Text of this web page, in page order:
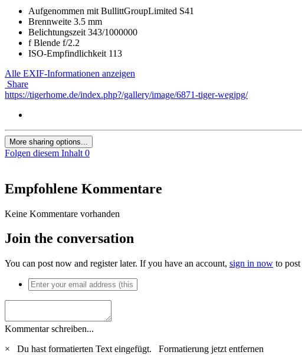
Aufgenommen mit BullittGroupLimited S41
Brennweite 3.5 mm
Belichtungszeit 343/1000000
f Blende f/2.2
ISO-Empfindlichkeit 113
Alle EXIF-Informationen anzeigen
Share
https://tigerhome.de/index.php?/gallery/image/6871-tiger-wegjpg/
More sharing options...
Folgen diesem Inhalt 0
Empfohlene Kommentare
Keine Kommentare vorhanden
Join the conversation
You can post now and register later. If you have an account, sign in now to
Kommentar schreiben...
×
Du hast formatierten Text eingefügt. Formatierung jetzt entfernen